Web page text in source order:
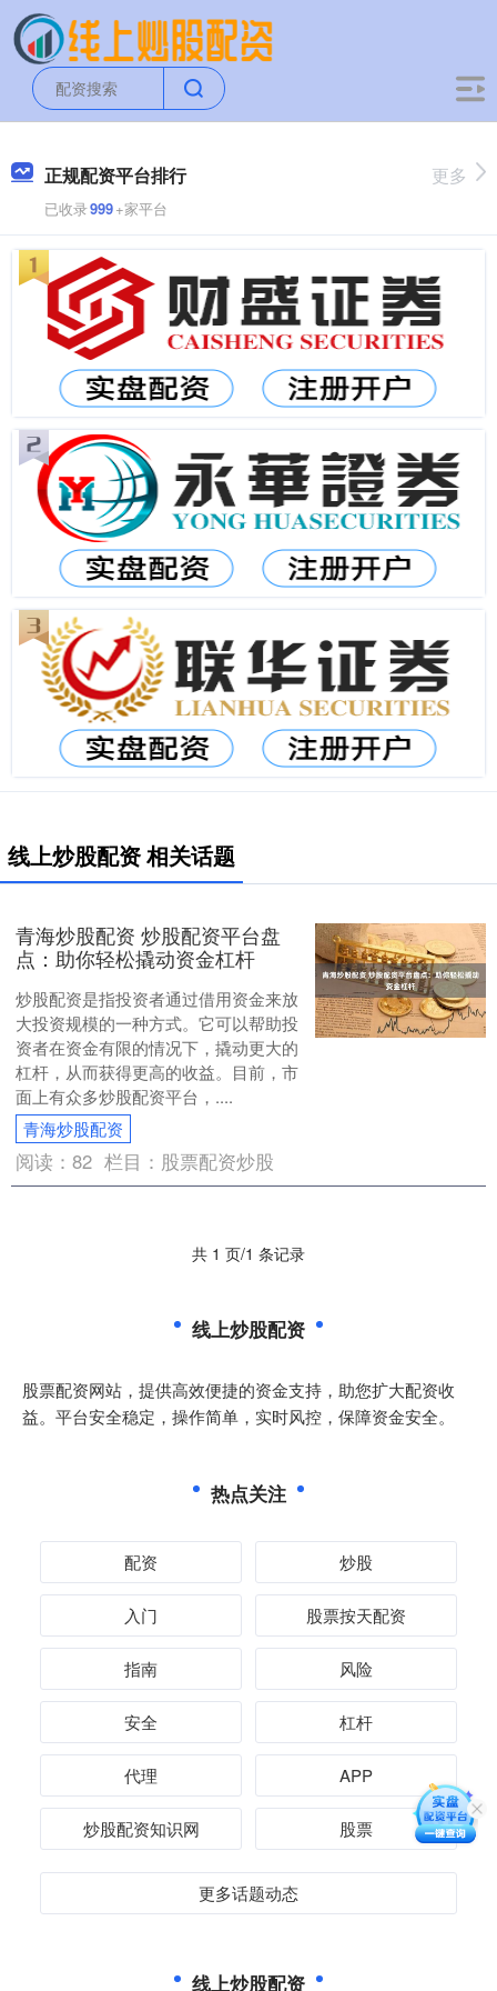
正规配资平台排行
已收录999+家平台
更多
线上炒股配资 相关话题
青海炒股配资 炒股配资平台盘
点：助你轻松撬动资金杠杆
炒股配资是指投资者通过借用资金来放
大投资规模的一种方式。它可以帮助投
资者在资金有限的情况下，撬动更大的
杠杆，从而获得更高的收益。目前，市
面上有众多炒股配资平台，....
青海炒股配资
阅读：82 栏目： 股票配资炒股
共 1 页/1 条记录
线上炒股配资
股票配资网站，提供高效便捷的资金支持，助您扩大配资收
益。平台安全稳定，操作简单，实时风控，保障资金安全。
热点关注
配资 炒股
入门 股票按天配资
指南 风险
安全 杠杆
代理 APP
炒股配资知识网 股票
更多话题动态
线上炒股配资